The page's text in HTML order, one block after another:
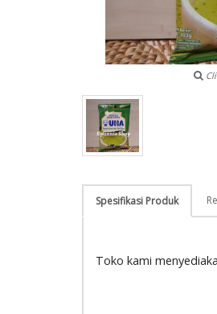
Spesifikasi Produk
Toko kami